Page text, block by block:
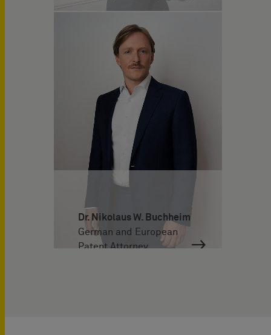
Dr. Nikolaus W. Buchheim
German and European
Patent Attorney